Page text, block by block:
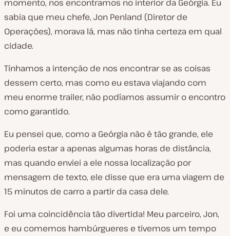
momento, nos encontramos no interior da Geórgia. Eu
sabia que meu chefe, Jon Penland (Diretor de
Operações), morava lá, mas não tinha certeza em qual
cidade.
Tínhamos a intenção de nos encontrar se as coisas
dessem certo, mas como eu estava viajando com
meu enorme trailer, não podíamos assumir o encontro
como garantido.
Eu pensei que, como a Geórgia não é tão grande, ele
poderia estar a apenas algumas horas de distância,
mas quando enviei a ele nossa localização por
mensagem de texto, ele disse que era uma viagem de
15 minutos de carro a partir da casa dele.
Foi uma coincidência tão divertida! Meu parceiro, Jon,
e eu comemos hambúrgueres e tivemos um tempo